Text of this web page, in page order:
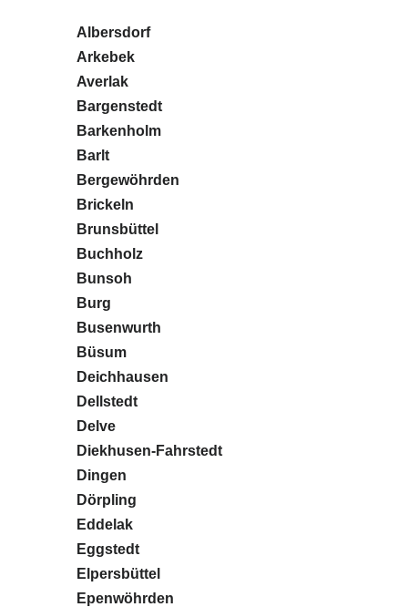
Albersdorf
Arkebek
Averlak
Bargenstedt
Barkenholm
Barlt
Bergewöhrden
Brickeln
Brunsbüttel
Buchholz
Bunsoh
Burg
Busenwurth
Büsum
Deichhausen
Dellstedt
Delve
Diekhusen-Fahrstedt
Dingen
Dörpling
Eddelak
Eggstedt
Elpersbüttel
Epenwöhrden